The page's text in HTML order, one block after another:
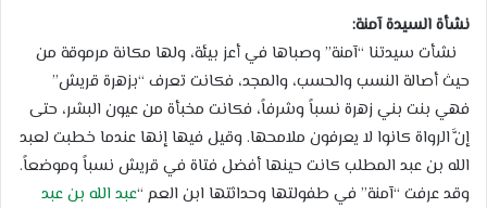
نشأة السيدة آمنة:
نشأت سيدتنا “آمنة” وصباها في أعز بيئة، ولها مكانة مرموقة من
حيث أصالة النسب والحسب، والمجد، فكانت تعرف “بزهرة قريش”
فهي بنت بني زهرة نسباً وشرفاً، فكانت مخبأة من عيون البشر، حتى
إنَّ الرواة كانوا لا يعرفون ملامحها. وقيل فيها إنها عندما خطبت لعبد
الله بن عبد المطلب كانت حينها أفضل فتاة في قريش نسباً وموضعاً.
وقد عرفت “آمنة” في طفولتها وحداثتها ابن العم “عبد الله بن عبد